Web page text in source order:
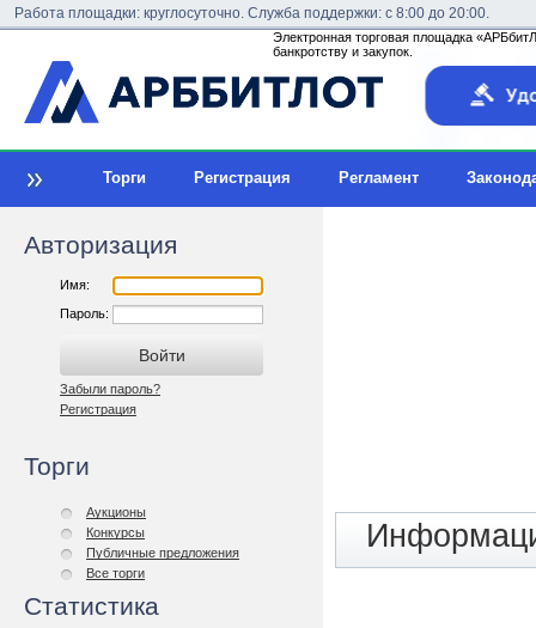
Работа площадки: круглосуточно. Служба поддержки: с 8:00 до 20:00.
Электронная торговая площадка
банкротству и закупок.
Торги Регистрация Регламент
Авторизация
Имя:
Пароль:
Забыли пароль?
Регистрация
Торги
Аукционы
Конкурсы
Публичные предложения
Все торги
Статистика